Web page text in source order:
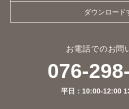
ダウンロード
お電話でのお問
076-
平日：10:00-12:00